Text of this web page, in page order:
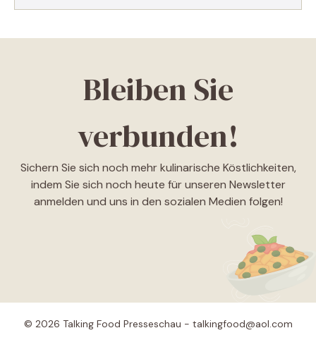
Bleiben Sie
verbunden!
Sichern Sie sich noch mehr kulinarische Köstlichkeiten,
indem Sie sich noch heute für unseren Newsletter
anmelden und uns in den sozialen Medien folgen!
© 2026 Talking Food Presseschau - talkingfood@aol.com